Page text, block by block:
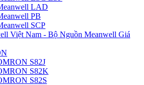
LAD
PB
SCP
Việt Nam - Bộ Nguồn Meanwell Giá
S82J
S82K
S82S